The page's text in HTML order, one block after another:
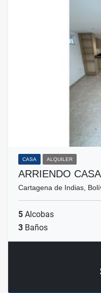
CASA ALQUILER
ARRIENDO
Cartagena de Indias,
5 Alcobas
3 Baños